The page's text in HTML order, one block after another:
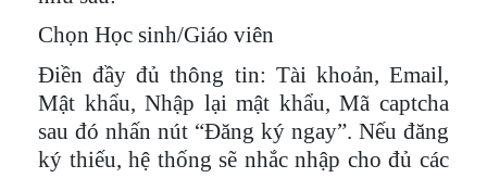
Chọn Học sinh/Giáo viên
Điền đầy đủ thông tin: Tài khoản, Email,
Mật khẩu, Nhập lại mật khẩu, Mã captcha
sau đó nhấn nút “Đăng ký ngay”. Nếu đăng
ký thiếu, hệ thống sẽ nhắc nhập cho đủ các